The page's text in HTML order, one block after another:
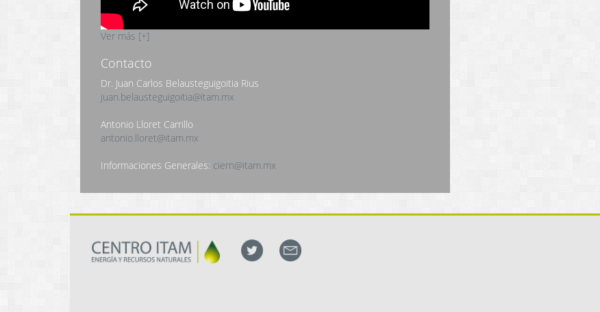
Ver más [+]
Contacto
Dr. Juan Carlos Belausteguigoitia Rius
juan.belausteguigoitia@itam.mx
Antonio Lloret Carrillo
antonio.lloret@itam.mx
Informaciones Generales: ciern@itam.mx